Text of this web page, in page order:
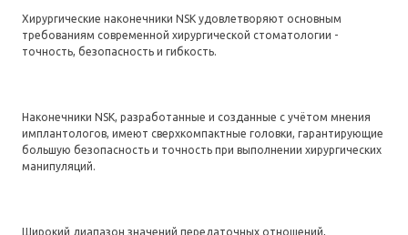
Хирургические наконечники NSK удовлетворяют основным
требованиям современной хирургической стоматологии -
точность, безопасность и гибкость.
Наконечники NSK, разработанные и созданные с учётом мнения
имплантологов, имеют сверхкомпактные головки, гарантирующие
большую безопасность и точность при выполнении хирургических
манипуляций.
Широкий диапазон значений передаточных отношений,